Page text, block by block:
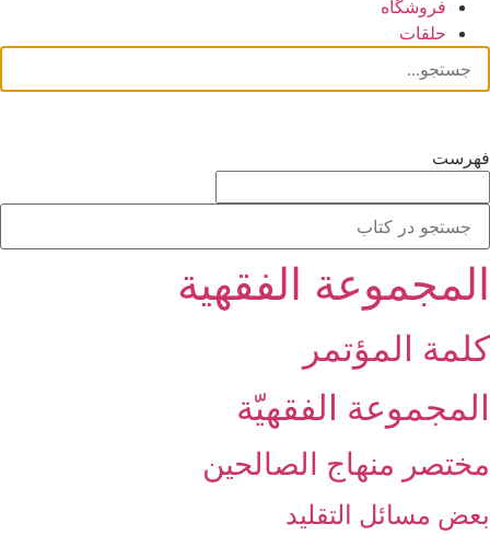
فروشگاه
حلقات
فهرست
المجموعة الفقهیة
كلمة المؤتمر
المجموعة الفقهيّة
مختصر منهاج الصالحين‏
بعض مسائل التقليد